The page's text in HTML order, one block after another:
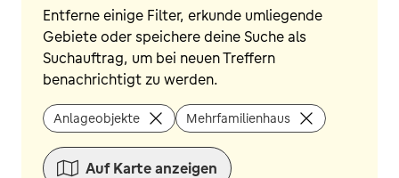
Entferne einige Filter, erkunde umliegende
Gebiete oder speichere deine Suche als
Suchauftrag, um bei neuen Treffern
benachrichtigt zu werden.
Anlageobjekte Mehrfamilienhaus
Auf Karte anzeigen